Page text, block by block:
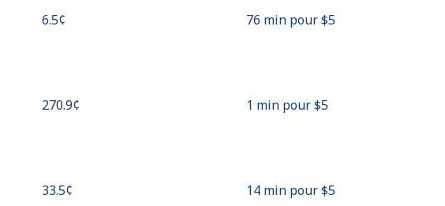
⁦6.5¢⁩ 76 min pour ⁦$5⁩
⁦270.9¢⁩ 1 min pour ⁦$5⁩
⁦33.5¢⁩ 14 min pour ⁦$5⁩